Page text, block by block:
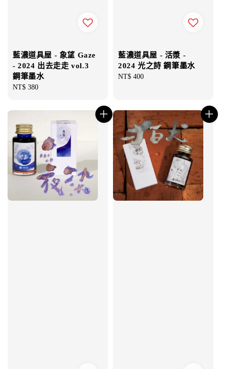
藍濃道具屋 - 象望 Gaze
- 2024 出去走走 vol.3
鋼筆墨水
Regular
NT$ 380
藍濃道具屋 - 活漿 -
2024 光之詩 鋼筆墨水
Regular
NT$ 400